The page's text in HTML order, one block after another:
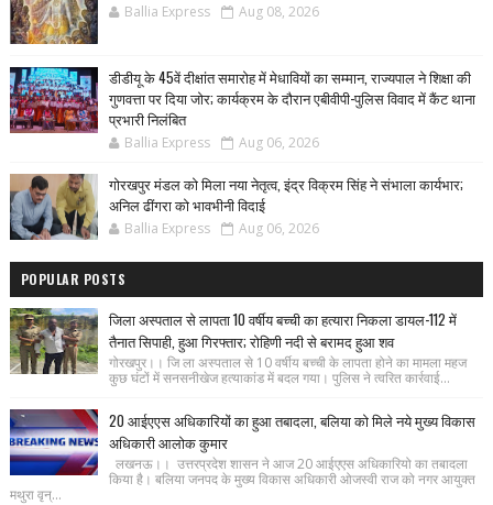
Ballia Express Aug 08, 2026
डीडीयू के 45वें दीक्षांत समारोह में मेधावियों का सम्मान, राज्यपाल ने शिक्षा की
गुणवत्ता पर दिया जोर; कार्यक्रम के दौरान एबीवीपी-पुलिस विवाद में कैंट थाना
प्रभारी निलंबित
Ballia Express Aug 06, 2026
गोरखपुर मंडल को मिला नया नेतृत्व, इंद्र विक्रम सिंह ने संभाला कार्यभार;
अनिल ढींगरा को भावभीनी विदाई
Ballia Express Aug 06, 2026
POPULAR POSTS
जिला अस्पताल से लापता 10 वर्षीय बच्ची का हत्यारा निकला डायल-112 में
तैनात सिपाही, हुआ गिरफ्तार; रोहिणी नदी से बरामद हुआ शव
गोरखपुर।। जि ला अस्पताल से 10 वर्षीय बच्ची के लापता होने का मामला महज
कुछ घंटों में सनसनीखेज हत्याकांड में बदल गया। पुलिस ने त्वरित कार्रवाई...
20 आईएएस अधिकारियों का हुआ तबादला, बलिया को मिले नये मुख्य विकास
अधिकारी आलोक कुमार
लखनऊ।। उत्तरप्रदेश शासन ने आज 20 आईएएस अधिकारियो का तबादला
किया है। बलिया जनपद के मुख्य विकास अधिकारी ओजस्वी राज को नगर आयुक्त
मथुरा वृन्...